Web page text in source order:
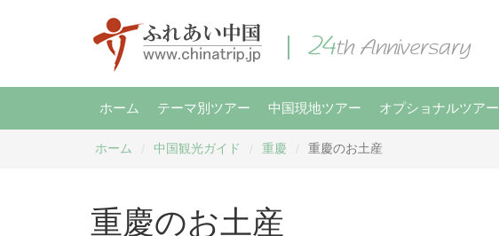
ホーム テーマ別ツアー 中国現地ツアー オプショナルツアー
ホーム 中国観光ガイド 重慶 重慶のお土産
重慶のお土産